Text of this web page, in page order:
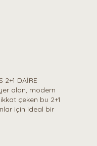
2+1 DAİRE
alan, modern
çeken bu 2+1
için ideal bir